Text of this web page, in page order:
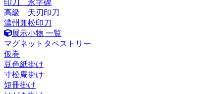
印刀 永字碑
高級 天刃印刀
濃州兼松印刀
展示小物 一覧
マグネットタペストリー
仮巻
豆色紙掛け
寸松庵掛け
短冊掛け